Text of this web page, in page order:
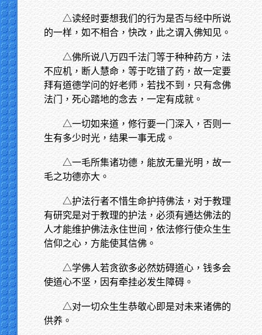
△读经时要想我们的行为是否与经中所说
的一样，如不相合，快改，此之谓入佛知见。
△佛所说八万四千法门等于种种药方，法
不应机，断人慧命，等于吃错了药，故一定要
拜有道德学问的好老师，若找不到，只有念佛
法门，死心踏地的念去，一定有成就。
△一切如来道，修行要一门深入，否则一
生有多少时光，结果一事无成。
△一毛所集诸功德，能放无量光明，故一
毛之功德亦大。
△护法行者不惜生命护持佛法，对于教理
有研究是对于教理的护法，必须有通达佛法的
人才能维护佛法永住世间，依法修行使众生生
信仰之心，方能使其信佛。
△学佛人若贪欲多必然妨碍道心，钱多会
使道心不坚，因有牵挂必发生障碍。
△对一切众生生恭敬心即是对未来诸佛的
供养。